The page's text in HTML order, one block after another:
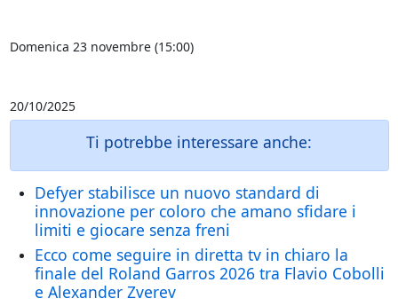
Domenica 23 novembre (15:00)
20/10/2025
Ti potrebbe interessare anche:
Defyer stabilisce un nuovo standard di
innovazione per coloro che amano sfidare i
limiti e giocare senza freni
Ecco come seguire in diretta tv in chiaro la
finale del Roland Garros 2026 tra Flavio Cobolli
e Alexander Zverev